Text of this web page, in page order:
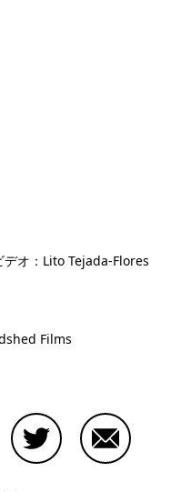
オ：Lito Tejada-Flores
Films